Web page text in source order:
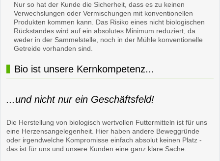
Nur so hat der Kunde die Sicherheit, dass es zu keinen
Verwechslungen oder Vermischungen mit konventionellen
Produkten kommen kann. Das Risiko eines nicht biologischen
Rückstandes wird auf ein absolutes Minimum reduziert, da
weder in der Sammelstelle, noch in der Mühle konventionelle
Getreide vorhanden sind.
Bio ist unsere Kernkompetenz...
...und nicht nur ein Geschäftsfeld!
Die Herstellung von biologisch wertvollen Futtermitteln ist für uns
eine Herzensangelegenheit. Hier haben andere Beweggründe
oder irgendwelche Kompromisse einfach absolut keinen Platz -
das ist für uns und unsere Kunden eine ganz klare Sache.